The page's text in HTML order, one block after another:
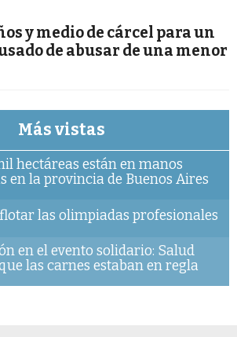
y medio de cárcel para un
de abusar de una menor
Más vistas
hectáreas están en manos
en la provincia de Buenos Aires
las olimpiadas profesionales
en el evento solidario: Salud
las carnes estaban en regla